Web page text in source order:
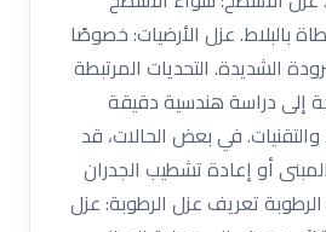
بالبلاط. عزل الأرضيات: خصوصًا
الشديدة. التحديات المرتبطة
إلى دراسة هندسية دقيقة
في بعض الحالات، قد
أو إعادة تشطيب الجدران
تعريف عزل الرطوبة: عزل